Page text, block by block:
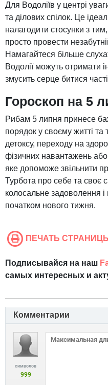
Для Водоліїв у центрі
та ділових спілок. Це
налагодити стосунки з
просто провести
Намагайтеся більше
Водолії можуть отримати
змусить серце битися
Гороскоп на 5
Рибам 5 липня принесе
порядок у своєму житті та
детоксу, переходу на
фізичних навантажень
яке допоможе звільнити
Турбота про себе та своє
колосальне задоволення
початком нового тижня.
ПЕЧАТЬ СТРАНИЦЫ
Подписывайся на наш
самых интересных и
Комментарии
символов
999